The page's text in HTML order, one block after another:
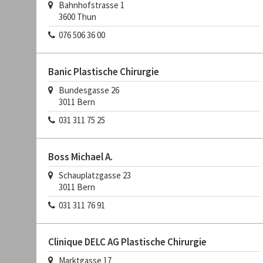
Bahnhofstrasse 1
3600 Thun
076 506 36 00
Banic Plastische Chirurgie
Bundesgasse 26
3011 Bern
031 311 75 25
Boss Michael A.
Schauplatzgasse 23
3011 Bern
031 311 76 91
Clinique DELC AG Plastische Chirurgie
Marktgasse 17